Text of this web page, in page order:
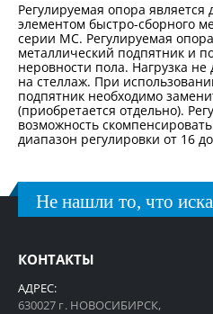
Регулируемая опора
элементом быстро-сборного
серии МС. Регулируемая
металлический подпятник и
неровности пола. Нагрузка
на стеллаж. При
подпятник необходимо
(приобретается отдельно).
возможность
диапазон регулировки от 16
Не нашли то, что
КОНТАКТЫ
АДРЕС:
630027 г. НОВОСИБИРСК,